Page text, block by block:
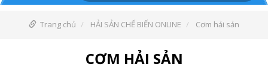
Trang chủ HẢI SẢN CHẾ BIẾN ONLINE Cơm hải sản
CƠM HẢI SẢN